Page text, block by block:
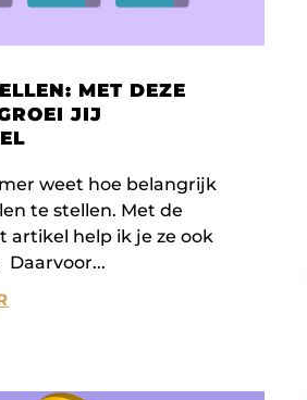
MET DEZE
JIJ
weet hoe belangrijk
te stellen. Met de
artikel help ik je ze ook
Daarvoor